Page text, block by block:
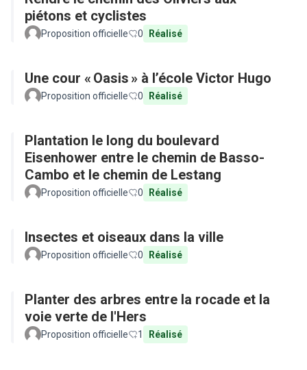
piétons et cyclistes
Proposition officielle 0 Réalisé
Une cour « Oasis » à l’école Victor Hugo
Proposition officielle 0 Réalisé
Plantation le long du boulevard
Eisenhower entre le chemin de Basso-
Cambo et le chemin de Lestang
Proposition officielle 0 Réalisé
Insectes et oiseaux dans la ville
Proposition officielle 0 Réalisé
Planter des arbres entre la rocade et la
voie verte de l'Hers
Proposition officielle 1 Réalisé